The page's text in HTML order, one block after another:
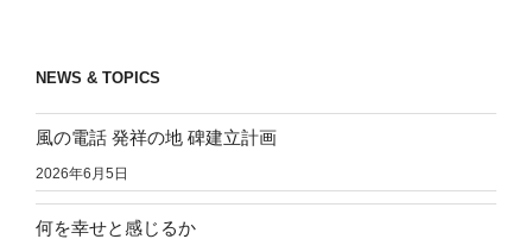
NEWS & TOPICS
風の電話 発祥の地 碑建立計画
2026年6月5日
何を幸せと感じるか